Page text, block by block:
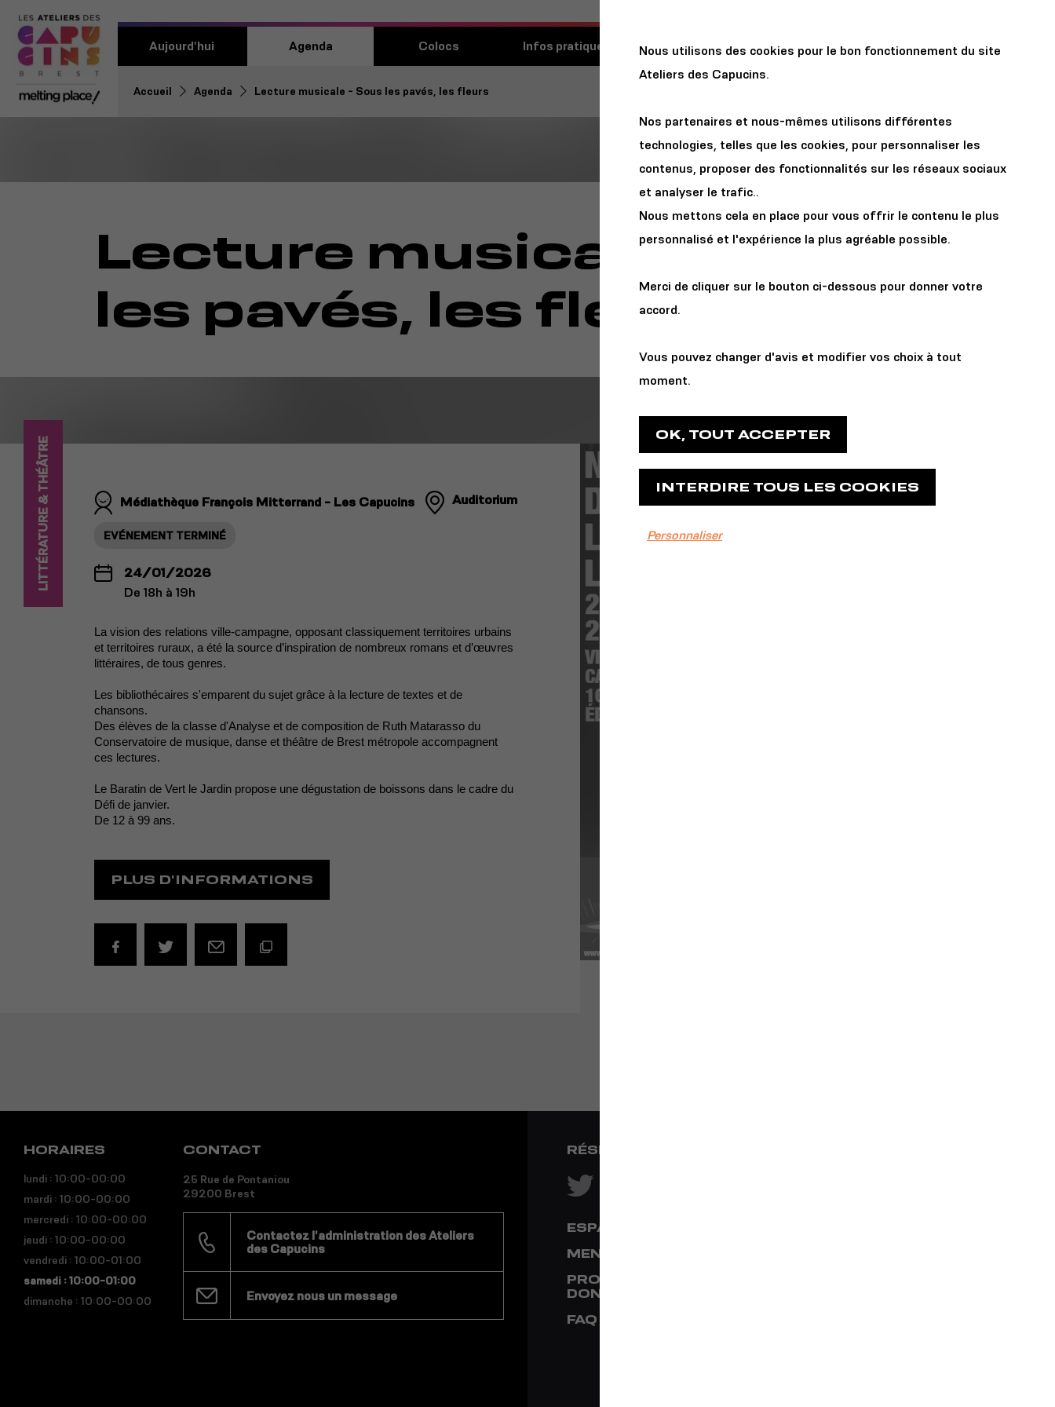
Aujourd'hui Agenda Colocs Infos pratiques
lieux
événement
Accueil Agenda Lecture musicale - Sous les pavés, les fleurs
Lecture musicale - Sous
les pavés, les fleurs
LITTÉRATURE & THÉÂTRE Médiathèque François Mitterrand - Les Capucins Auditorium
EVÉNEMENT TERMINÉ
24/01/2026
De 18h à 19h
La vision des relations ville-campagne, opposant classiquement territoires urbains
et territoires ruraux, a été la source d’inspiration de nombreux romans et d’œuvres
littéraires, de tous genres.
Les bibliothécaires s'emparent du sujet grâce à la lecture de textes et de
chansons.
Des élèves de la classe d'Analyse et de composition de Ruth Matarasso du
Conservatoire de musique, danse et théâtre de Brest métropole accompagnent
ces lectures.
Le Baratin de Vert le Jardin propose une dégustation de boissons dans le cadre du
Défi de janvier.
De 12 à 99 ans.
PLUS D'INFORMATIONS
HORAIRES
lundi : 10:00-00:00
mardi : 10:00-00:00
mercredi : 10:00-00:00
jeudi : 10:00-00:00
vendredi : 10:00-01:00
samedi : 10:00-01:00
dimanche : 10:00-00:00
CONTACT
25 Rue de Pontaniou
29200 Brest
Contactez l'administration des Ateliers
des Capucins
Envoyez nous un message
RÉSEAUX SOCIAUX
ESPACE PRESSE
MENTIONS LÉGALES
PROTECTION DES
DONNÉES
FAQ
Nous utilisons des cookies pour le bon fonctionnement du site
Ateliers des Capucins.
Nos partenaires et nous-mêmes utilisons différentes
technologies, telles que les cookies, pour personnaliser les
contenus, proposer des fonctionnalités sur les réseaux sociaux
et analyser le trafic..
Nous mettons cela en place pour vous offrir le contenu le plus
personnalisé et l'expérience la plus agréable possible.
Merci de cliquer sur le bouton ci-dessous pour donner votre
accord.
Vous pouvez changer d'avis et modifier vos choix à tout
moment.
OK, TOUT ACCEPTER
INTERDIRE TOUS LES COOKIES
Personnaliser